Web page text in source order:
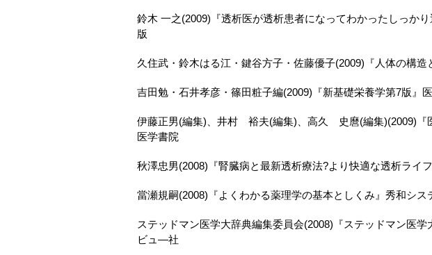
鈴木 一之(2009)『透析医が透析患者になってわかったしっか
版
久住武・鈴木はる江・鍵谷方子・佐藤優子(2009)『人体の構
吉田勉・石井孝彦・篠田粧子編(2009)『新基礎栄養学第7版』
伊藤正男(編集)、井村 裕夫(編集)、高久 史麿(編集)(2009)『
医学書院
秋澤忠男(2008)『腎臓病と最新透析療法?より快適な透析ライ
當瀬規嗣(2008)『よくわかる薬理学の基本としくみ』秀和シス
ステッドマン医学大辞典編集委員会(2008)『ステッドマン医
ビュ―社